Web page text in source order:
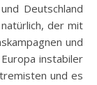
Deutschland
der mit
und
instabiler
und es